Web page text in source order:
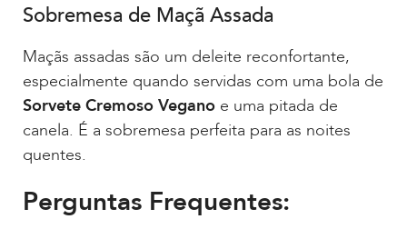
Sobremesa de Maçã Assada
Maçãs assadas são um deleite reconfortante,
especialmente quando servidas com uma bola de
Sorvete Cremoso Vegano e uma pitada de
canela. É a sobremesa perfeita para as noites
quentes.
Perguntas Frequentes: